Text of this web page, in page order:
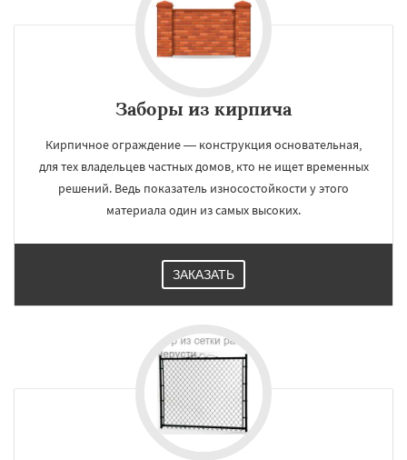
Заборы из кирпича
Кирпичное ограждение — конструкция основательная,
для тех владельцев частных домов, кто не ищет временных
решений. Ведь показатель износостойкости у этого
материала один из самых высоких.
ЗАКАЗАТЬ